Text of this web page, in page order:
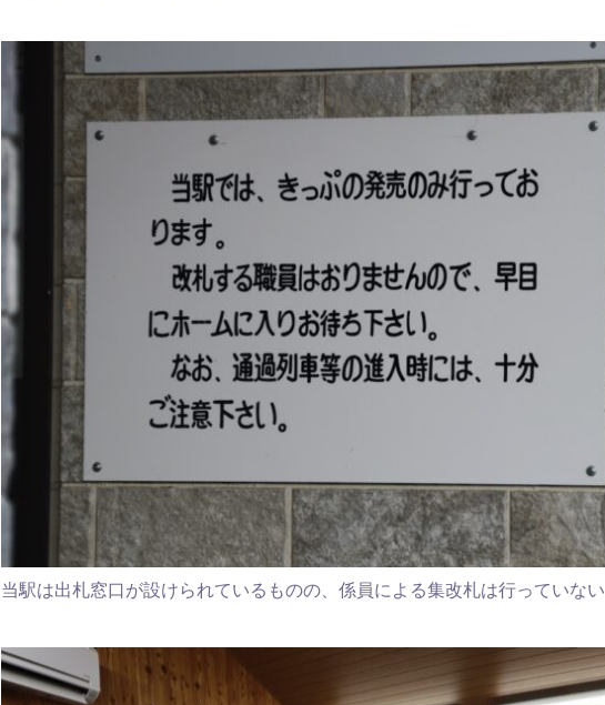
当駅は出札窓口が設けられているものの、係員による集改札は行っていない